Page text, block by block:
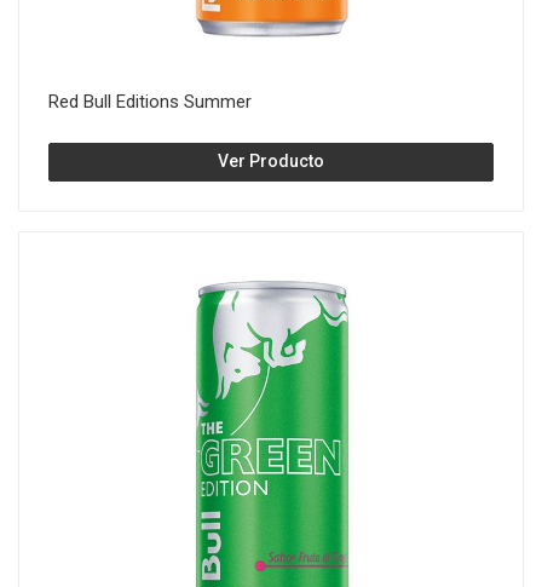
Red Bull Editions Summer
Ver Producto